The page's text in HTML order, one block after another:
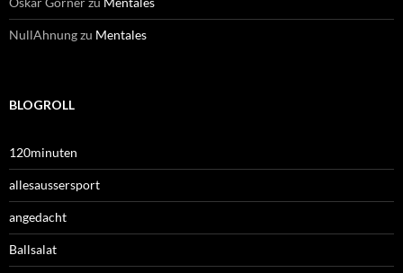
NullAhnungzu Mentales
BLOGROLL
120minuten
allesaussersport
angedacht
Ballsalat